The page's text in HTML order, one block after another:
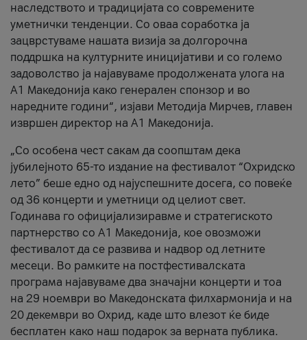
наследството и традицијата со современите
уметнички тенденции. Со оваа соработка ја
зацврстуваме нашата визија за долгорочна
поддршка на културните иницијативи и со големо
задоволство ја најавуваме продолжената улога на
A1 Македонија како генерален спонзор и во
наредните години“, изјави Методија Мирчев, главен
извршен директор на A1 Македонија.
„Со особена чест сакам да соопштам дека
јубилејното 65-то издание на фестивалот “Охридско
лето” беше едно од најуспешните досега, со повеќе
од 36 концерти и уметници од целиот свет.
Годинава го официјализиравме и стратегиското
партнерство со А1 Македонија, кое овозможи
фестивалот да се развива и надвор од летните
месеци. Во рамките на постфестивалската
програма најавуваме два значајни концерти и тоа
на 29 ноември во Македонската филхармонија и на
20 декември во Охрид, каде што влезот ќе биде
бесплатен како наш подарок за верната публика.